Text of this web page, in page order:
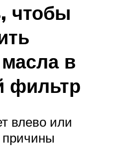
чтобы
в
фильтр
влево или